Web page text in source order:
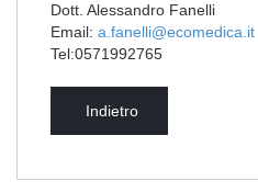
Dott. Alessandro Fanelli
Email: a.fanelli@ecomedica.it
Tel:0571992765
Indietro